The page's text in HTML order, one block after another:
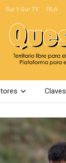
Sur Y Sur TV FILA
Claves